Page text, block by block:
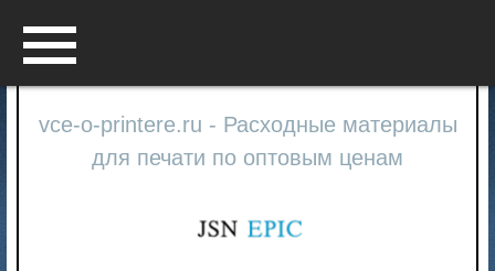
vce-o-printere.ru - Расходные материалы
для печати по оптовым ценам